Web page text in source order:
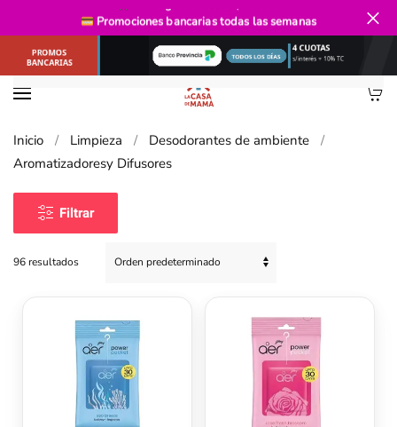
Ir al contenido principal
Inicio Limpieza
Desodorantes de ambiente
Aromatizadoresy Difusores
Filtrar
96 resultados
Envío gratisdesde $40.000
Promociones bancariastodas las semanas